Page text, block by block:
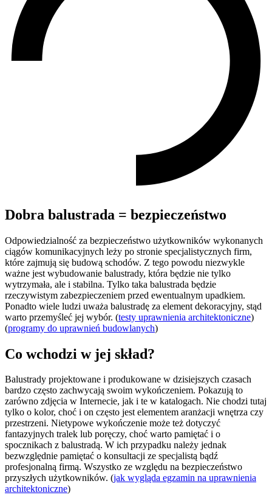
Dobra balustrada = bezpieczeństwo
Odpowiedzialność za bezpieczeństwo użytkowników wykonanych
ciągów komunikacyjnych leży po stronie specjalistycznych firm,
które zajmują się budową schodów. Z tego powodu niezwykle
ważne jest wybudowanie balustrady, która będzie nie tylko
wytrzymała, ale i stabilna. Tylko taka balustrada będzie
rzeczywistym zabezpieczeniem przed ewentualnym upadkiem.
Ponadto wiele ludzi uważa balustradę za element dekoracyjny, stąd
warto przemyśleć jej wybór. (testy uprawnienia architektoniczne)
(programy do uprawnień budowlanych)
Co wchodzi w jej skład?
Balustrady projektowane i produkowane w dzisiejszych czasach
bardzo często zachwycają swoim wykończeniem. Pokazują to
zarówno zdjęcia w Internecie, jak i te w katalogach. Nie chodzi tutaj
tylko o kolor, choć i on często jest elementem aranżacji wnętrza czy
przestrzeni. Nietypowe wykończenie może też dotyczyć
fantazyjnych tralek lub poręczy, choć warto pamiętać i o
spocznikach z balustradą. W ich przypadku należy jednak
bezwzględnie pamiętać o konsultacji ze specjalistą bądź
profesjonalną firmą. Wszystko ze względu na bezpieczeństwo
przyszłych użytkowników. (jak wygląda egzamin na uprawnienia
architektoniczne)